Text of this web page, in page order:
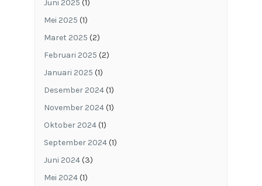
Juni 2025 (1)
Mei 2025 (1)
Maret 2025 (2)
Februari 2025 (2)
Januari 2025 (1)
Desember 2024(1)
November 2024(1)
Oktober 2024(1)
September 2024(1)
Juni 2024(3)
Mei 2024(1)